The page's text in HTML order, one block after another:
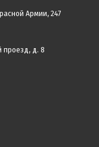
Армии, 247
проезд, д. 8